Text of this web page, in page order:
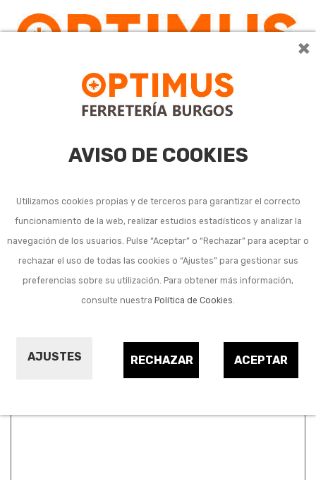
×
AVISO DE COOKIES
Utilizamos cookies propias y de terceros para garantizar el correcto
funcionamiento de la web, realizar estudios estadísticos y analizar la
navegación de los usuarios. Pulse “Aceptar” o “Rechazar” para aceptar o
rechazar el uso de todas las cookies o “Ajustes” para gestionar sus
preferencias sobre su utilización. Para obtener más información,
consulte nuestra Política de Cookies.
AJUSTES ACEPTAR
RECHAZAR